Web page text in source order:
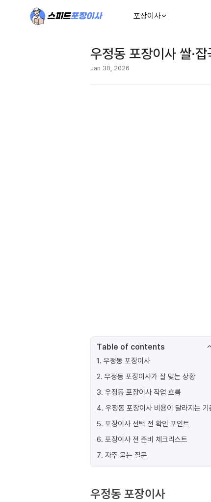
포장이사
우정동 포장이사 쌀·
Jan 30, 2026
Table of contents
1. 우정동 포장이사
2. 우정동 포장이사가 잘 맞는 상황
3. 우정동 포장이사 작업 흐름
4. 우정동 포장이사 비용이 달라지는 기
5. 포장이사 선택 전 확인 포인트
6. 포장이사 전 준비 체크리스트
7. 자주 묻는 질문
우정동 포장이사